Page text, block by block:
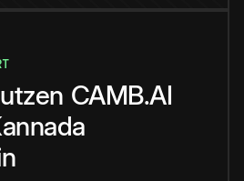
CAMB.AI